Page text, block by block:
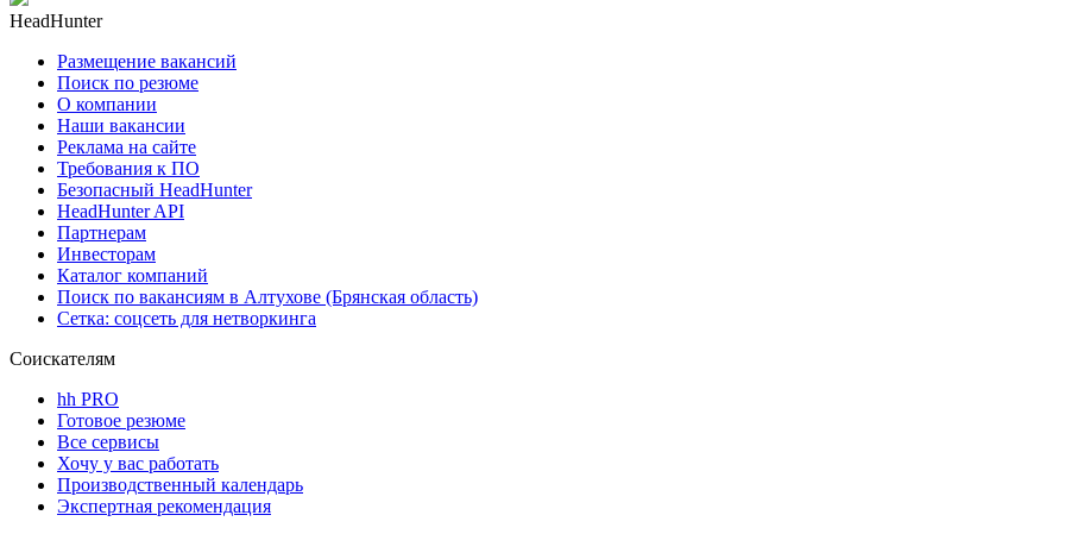
HeadHunter
Размещение вакансий
Поиск по резюме
О компании
Наши вакансии
Реклама на сайте
Требования к ПО
Безопасный HeadHunter
HeadHunter API
Партнерам
Инвесторам
Каталог компаний
Поиск по вакансиям в Алтухове (Брянская область)
Сетка: соцсеть для нетворкинга
Соискателям
hh PRO
Готовое резюме
Все сервисы
Хочу у вас работать
Производственный календарь
Экспертная рекомендация